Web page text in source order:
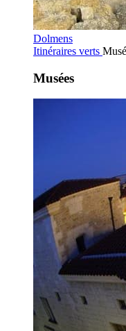
Dolmens
Itinéraires verts
Musées